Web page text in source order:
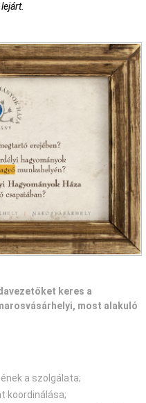
keres a
most alakuló
a szolgálata;
koordinálása;